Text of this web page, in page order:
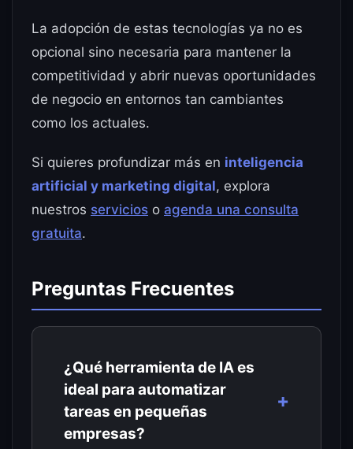
La adopción de estas tecnologías ya no es
opcional sino necesaria para mantener la
competitividad y abrir nuevas oportunidades
de negocio en entornos tan cambiantes
como los actuales.
Si quieres profundizar más en inteligencia
artificial y marketing digital, explora
nuestros servicios o agenda una consulta
gratuita.
Preguntas Frecuentes
¿Qué herramienta de IA es
ideal para automatizar
tareas en pequeñas
empresas?